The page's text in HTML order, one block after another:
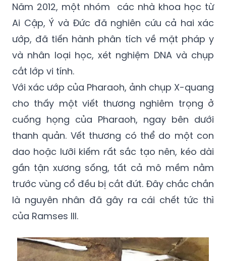
Năm 2012, một nhóm các nhà khoa học từ
Ai Cập, Ý và Đức đã nghiên cứu cả hai xác
ướp, đã tiến hành phân tích về mặt pháp y
và nhân loại học, xét nghiệm DNA và chụp
cắt lớp vi tính.
Với xác ướp của Pharaoh, ảnh chụp X-quang
cho thấy một viết thương nghiêm trọng ở
cuống họng của Pharaoh, ngay bên dưới
thanh quản. Vết thương có thể do một con
dao hoặc lưỡi kiếm rất sắc tạo nên, kéo dài
gần tận xương sống, tất cả mô mềm nằm
trước vùng cổ đều bị cắt đứt. Đây chắc chắn
là nguyên nhân đã gây ra cái chết tức thì
của Ramses III.